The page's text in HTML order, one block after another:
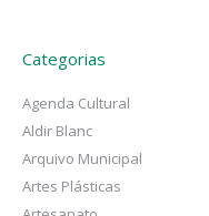
Categorias
Agenda Cultural
Aldir Blanc
Arquivo Municipal
Artes Plásticas